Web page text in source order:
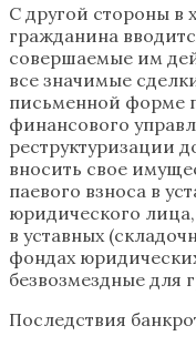
С другой стороны в
гражданина
совершаемые им
все значимые
письменной форме
финансового
реструктуризации
вносить свое
паевого взноса в
юридического
в уставных
фондах
безвозмездные для
Последствия